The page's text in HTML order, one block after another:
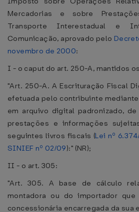
Mercadorias e sobre
Transporte Interestadual e
Comunicação, aprovado pelo
novembro de 2000:
I - o caput do art. 250-A, mantidos
"Art. 250-A. A Escrituração Fiscal
efetuada pelo contribuinte
em arquivo digital padronizado,
prestações e informações
seguintes livros fiscais (Lei nº
SINIEF nº 02/09):" (NR);
II - o art. 305:
"Art. 305. A base de cálculo
montadora ou do importador
concessionária encarregada da sua